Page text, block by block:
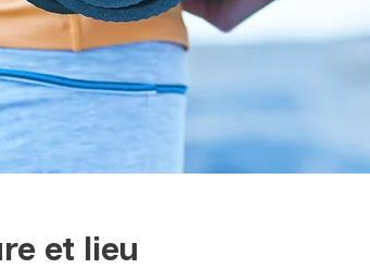
et lieu